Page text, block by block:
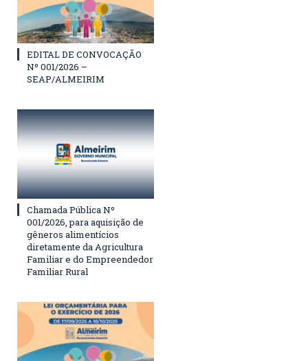
EDITAL DE CONVOCAÇÃO
Nº 001/2026 –
SEAP/ALMEIRIM
Chamada Pública Nº
001/2026, para aquisição de
gêneros alimentícios
diretamente da Agricultura
Familiar e do Empreendedor
Familiar Rural